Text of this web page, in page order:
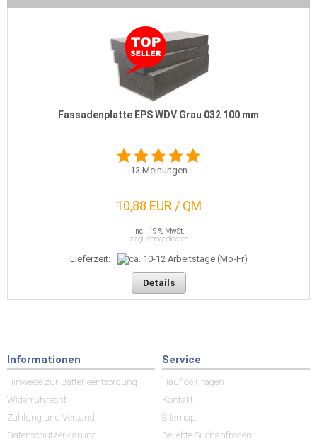
Fassadenplatte EPS WDV Grau 032 100 mm
13 Meinungen
10,88 EUR / QM
incl. 19 % MwSt.
zzgl. Versandkosten
Lieferzeit:
Details
Informationen
Hinweise zur Batterieentsorgung
Widerrufsrecht
Zahlung und Versand
Datenschutzerklärung
Service
Häufige Fragen
Kontakt
Sitemap
Beliebte Suchanfragen